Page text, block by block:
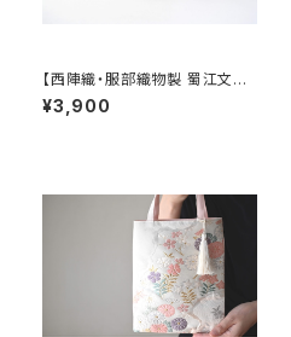
【西陣織・服部織物製 蜀江文に
雲取り・花唐草模様 シルク帯
リメイク バッグチャーム型スク
¥3,900